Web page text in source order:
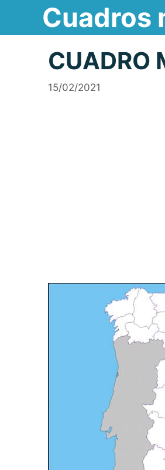
contenido
Cuadros
CUADRO
15/02/2021